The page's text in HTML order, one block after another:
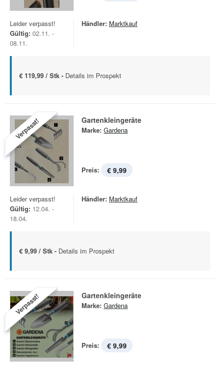
Leider verpasst!
Gültig: 02.11. -
08.11.
Händler: Marktkauf
€ 119,99 / Stk - Details im Prospekt
Verpasst! Gartenkleingeräte
Marke: Gardena
Preis: € 9,99
Leider verpasst!
Gültig: 12.04. -
18.04.
Händler: Marktkauf
€ 9,99 / Stk - Details im Prospekt
Verpasst! Gartenkleingeräte
Marke: Gardena
Preis: € 9,99